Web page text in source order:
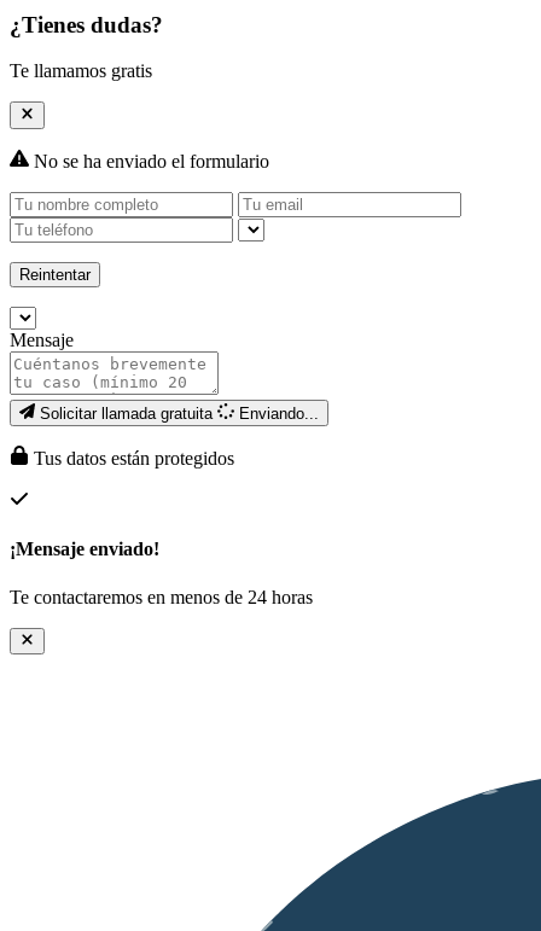
¿Tienes dudas?
Te llamamos gratis
No se ha enviado el formulario
Reintentar
Mensaje
Solicitar llamada gratuita Enviando...
Tus datos están protegidos
¡Mensaje enviado!
Te contactaremos en menos de 24 horas